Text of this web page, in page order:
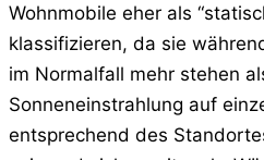
Wohnmobile eher als
klassifizieren, da sie
im Normalfall mehr stehen
Sonneneinstrahlung auf
entsprechend des